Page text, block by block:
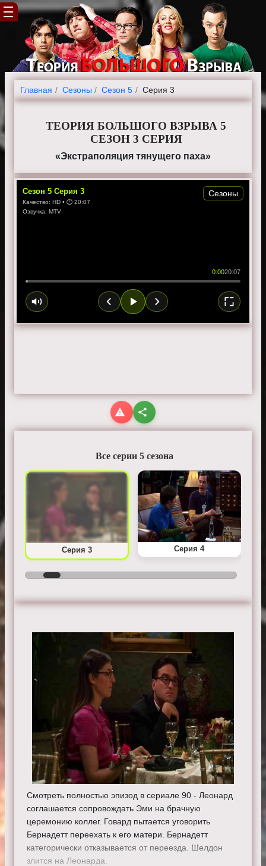
Главная Cезоны Сезон 5 Серия 3
ТЕОРИЯ БОЛЬШОГО ВЗРЫВА 5
СЕЗОН 3 СЕРИЯ
«Экстраполяция тянущего паха»
Сезон 5 Серия 3
Качество: HD • ⏱ 20:07
Озвучка: MTV
0:0020:07
Сезоны
Все серии 5 сезона
Серия 3 Серия 4
Смотреть полностью эпизод в сериале 90 - Леонард
соглашается сопровождать Эми на брачную
церемонию коллег. Говард пытается уговорить
Бернадетт переехать к его матери. Бернадетт
категорически отказывается от переезда. Шелдон
злится на Леонарда.